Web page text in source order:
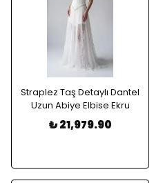
Straplez Taş Detaylı Dantel
Uzun Abiye Elbise Ekru
₺ 21,979.90